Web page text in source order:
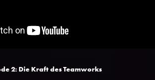
2: Die Kraft des Teamworks